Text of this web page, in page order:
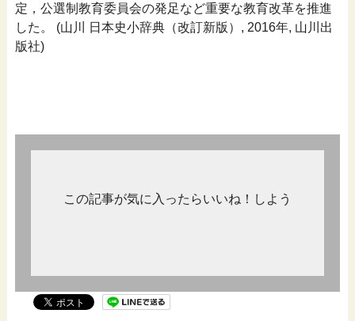
定，公選制教育委員会の発足など重要な教育改革を推進
した。 (山川 日本史小辞典（改訂新版）, 2016年, 山川出
版社)
この記事が気に入ったらいいね！しよう